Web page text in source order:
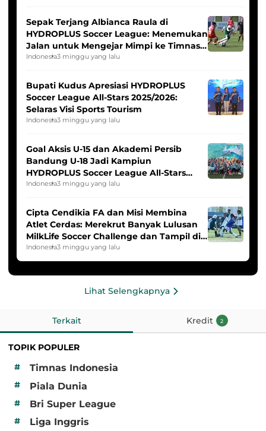
Sepak Terjang Albianca Raula di
HYDROPLUS Soccer League: Menemukan
Jalan untuk Mengejar Mimpi ke Timnas
Indonesia Putri
Indonesia3 minggu yang lalu
Bupati Kudus Apresiasi HYDROPLUS
Soccer League All-Stars 2025/2026:
Selaras Visi Sports Tourism
Indonesia3 minggu yang lalu
Goal Aksis U-15 dan Akademi Persib
Bandung U-18 Jadi Kampiun
HYDROPLUS Soccer League All-Stars
2025/2026
Indonesia3 minggu yang lalu
Cipta Cendikia FA dan Misi Membina
Atlet Cerdas: Merekrut Banyak Lulusan
MilkLife Soccer Challenge dan Tampil di
HYDROPLUS Soccer League
Indonesia3 minggu yang lalu
Lihat Selengkapnya
Terkait Kredit 2
TOPIK POPULER
#
Timnas Indonesia
# Piala Dunia
# Bri Super League
# Liga Inggris